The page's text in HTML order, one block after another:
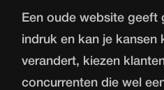
Een oude website geeft
indruk en kan je kansen
verandert, kiezen
concurrenten die wel